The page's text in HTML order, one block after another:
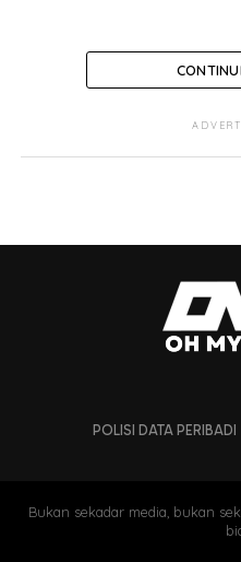
POLISI DATA PERIBADI
Bukan sekadar media, bukan